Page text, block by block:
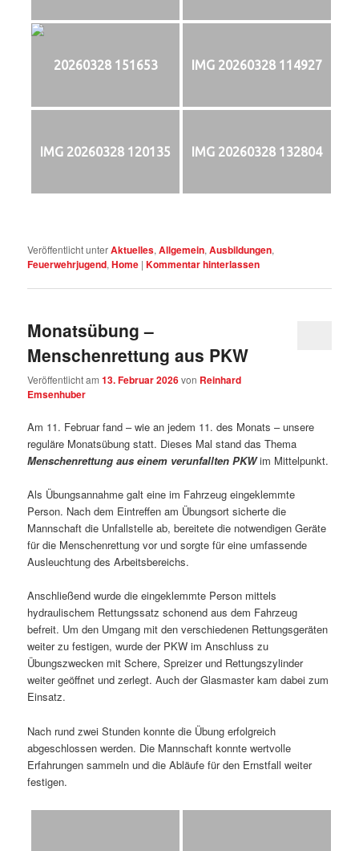
20260328 151653 IMG 20260328 114927
IMG 20260328 120135 IMG 20260328 132804
Veröffentlicht unterAktuelles,Allgemein,Ausbildungen,
Feuerwehrjugend,Home |Kommentar hinterlassen
Monatsübung –
Menschenrettung aus PKW
Veröffentlicht am13. Februar 2026von Reinhard
Emsenhuber
Am 11. Februar fand – wie an jedem 11. des Monats – unsere
reguläre Monatsübung statt. Dieses Mal stand das Thema
Menschenrettung aus einem verunfallten PKWim Mittelpunkt.
Als Übungsannahme galt eine im Fahrzeug eingeklemmte
Person. Nach dem Eintreffen am Übungsort sicherte die
Mannschaft die Unfallstelle ab, bereitete die notwendigen Geräte
für die Menschenrettung vor und sorgte für eine umfassende
Ausleuchtung des Arbeitsbereichs.
Anschließend wurde die eingeklemmte Person mittels
hydraulischem Rettungssatz schonend aus dem Fahrzeug
befreit. Um den Umgang mit den verschiedenen Rettungsgeräten
weiter zu festigen, wurde der PKW im Anschluss zu
Übungszwecken mit Schere, Spreizer und Rettungszylinder
weiter geöffnet und zerlegt. Auch der Glasmaster kam dabei zum
Einsatz.
Nach rund zwei Stunden konnte die Übung erfolgreich
abgeschlossen werden. Die Mannschaft konnte wertvolle
Erfahrungen sammeln und die Abläufe für den Ernstfall weiter
festigen.